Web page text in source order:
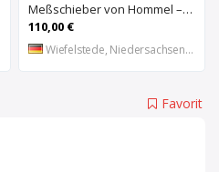
Meßschieber von Hommel – 0-600 mm
110,00 €
Wiefelstede, Niedersachsen, DE
Favorit